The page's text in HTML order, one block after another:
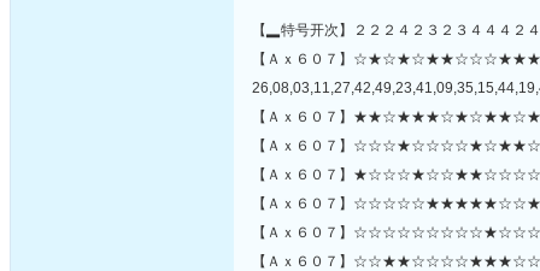
【▂特号开次】２２２４２３２３４４４２
【Ａｘ６０７】
【Ａｘ６０７】
【Ａｘ６０７】
【Ａｘ６０７】
【Ａｘ６０７】
【Ａｘ６０７】
【Ａｘ６０７】